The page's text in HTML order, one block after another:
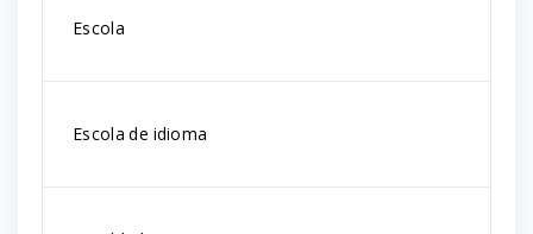
Escola
Escola de idioma